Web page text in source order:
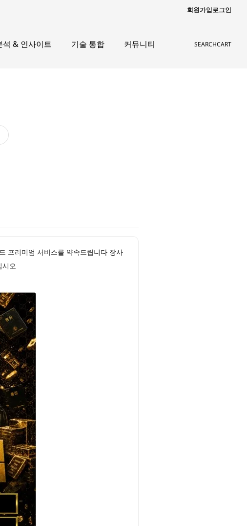
회원가입로그인
석 & 인사이트 기술 통합 커뮤니티 SEARCHCART
프리미엄 서비스를 약속드립니다 장사
시오